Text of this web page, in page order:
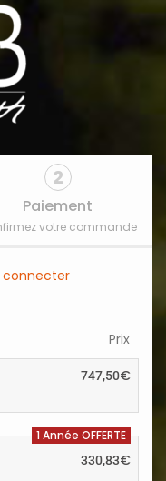
2
Paiement
votre commande
connecter
Prix
747,50€
1 Année OFFERTE
330,83€